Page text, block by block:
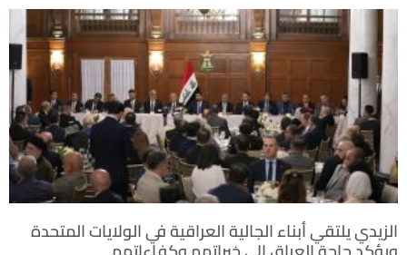
الزيدي يلتقي أبناء الجالية العراقية في الولايات المتحدة